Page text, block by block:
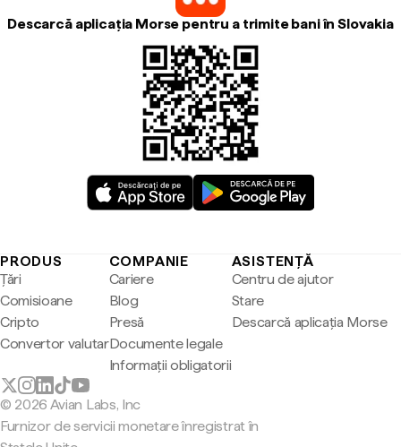
Descarcă aplicația Morse pentru a trimite bani în Slovakia
PRODUS
Țări
Comisioane
Cripto
Convertor valutar
COMPANIE
Cariere
Blog
Presă
Documente legale
Informații obligatorii
ASISTENȚĂ
Centru de ajutor
Stare
Descarcă aplicația Morse
© 2026 Avian Labs, Inc
Furnizor de servicii monetare înregistrat în